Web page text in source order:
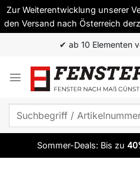
Zur Weiterentwicklung unserer
den Versand nach Österreich
springen
✔ ab 10 Elementen
Suchen
Sommer-Deals: Bis zu